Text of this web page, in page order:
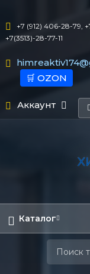
+7 (912) 406-28-79,
+7(3513)-28-77-11
🛒 OZON
Аккаунт
Каталог